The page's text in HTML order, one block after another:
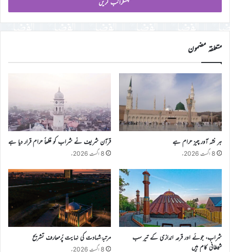
ڈی
درج
کریں
متعلقہ مضمون
ہر نشہ آور چیز حرام ہے
8 اگست 2026ء
قرآن شریف نے شراب کو قطعاً حرام قرار دیا ہے
8 اگست 2026ء
شراب، جوئے اور قرعہ اندازی کے تیر سب
شیطانی کام ہیں
مرتبۂ شہادت کی نہایت پُرمعارف تشریح
8 اگست 2026ء